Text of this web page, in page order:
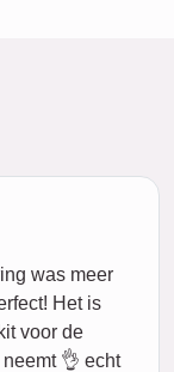
was meer
Het is
voor de
👌 echt